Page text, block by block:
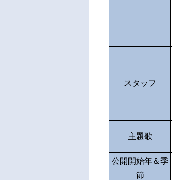
スタッフ
主題歌
公開開始年＆季
節